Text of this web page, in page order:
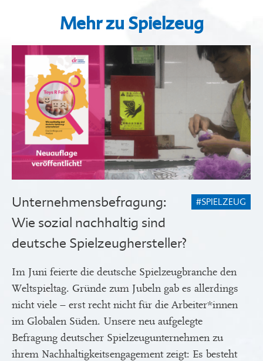
Mehr zu Spielzeug
#SPIELZEUG
Unternehmensbefragung:
Wie sozial nachhaltig sind
deutsche Spielzeughersteller?
Im Juni feierte die deutsche Spielzeugbranche den
Weltspieltag. Gründe zum Jubeln gab es allerdings
nicht viele – erst recht nicht für die Arbeiter*innen
im Globalen Süden. Unsere neu aufgelegte
Befragung deutscher Spielzeugunternehmen zu
ihrem Nachhaltigkeitsengagement zeigt: Es besteht